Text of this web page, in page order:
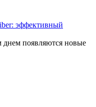
эффективный
появляются новые